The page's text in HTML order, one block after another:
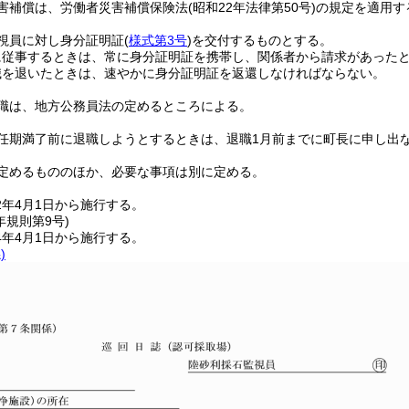
補償は、労働者災害補償保険法(昭和22年法律第50号)の規定を適用す
員に対し身分証明証(様式第3号)を交付するものとする。
事するときは、常に身分証明証を携帯し、関係者から請求があった
退いたときは、速やかに身分証明証を返還しなければならない。
は、地方公務員法の定めるところによる。
期満了前に退職しようとするときは、退職1月前までに町長に申し出
めるもののほか、必要な事項は別に定める。
4月1日から施行する。
規則第9号)
4月1日から施行する。